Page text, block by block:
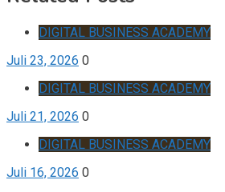
DIGITAL BUSINESS ACADEMY
Juli 23, 2026 0
DIGITAL BUSINESS ACADEMY
Juli 21, 2026 0
DIGITAL BUSINESS ACADEMY
Juli 16, 2026 0